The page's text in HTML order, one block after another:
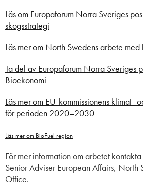
Läs om Europaforum Norra Sveriges
skogsstrategi
Läs mer om North Swedens arbete
Ta del av Europaforum Norra Sveriges
Bioekonomi
Läs mer om EU-kommissionens klimat-
för perioden 2020–2030
Läs mer om BioFuel region
För mer information om arbetet kontakta
Senior Adviser European Affairs, North
Office.